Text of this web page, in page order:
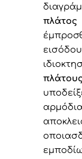
πλάτος